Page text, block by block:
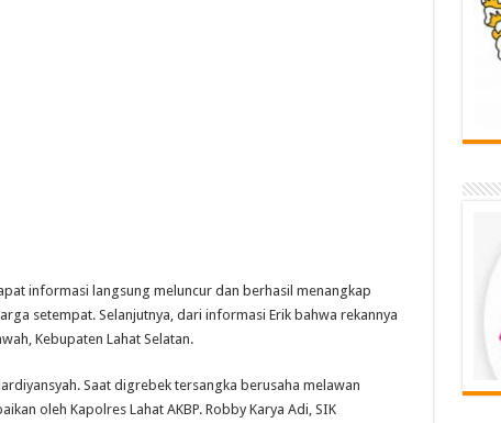
informasi langsung meluncur dan berhasil menangkap
setempat. Selanjutnya, dari informasi Erik bahwa rekannya
Kebupaten Lahat Selatan.
Saat digrebek tersangka berusaha melawan
oleh Kapolres Lahat AKBP. Robby Karya Adi, SIK